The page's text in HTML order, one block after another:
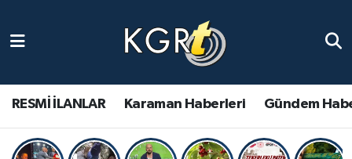
RESMİ İLANLAR Karaman Haberleri Gündem
Gündem Haberleri
Güncel Haberler